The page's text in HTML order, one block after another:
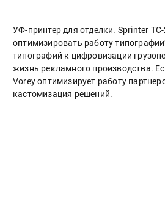
УФ-принтер для отделки. Sprinter
оптимизировать работу
типографий к цифровизации
жизнь рекламного производства.
Vorey оптимизирует работу
кастомизация решений.